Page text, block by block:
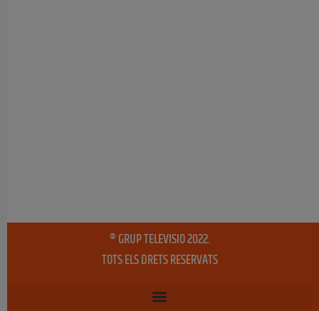
® GRUP TELEVISIO 2022.
TOTS ELS DRETS RESERVATS